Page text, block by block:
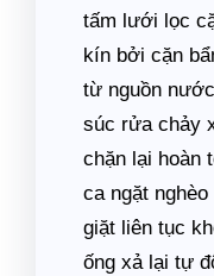
tấm lưới lọc
kín bởi cặn
từ nguồn
súc rửa chảy
chặn lại hoàn
ca ngặt
giặt liên tục
ống xả lại tự